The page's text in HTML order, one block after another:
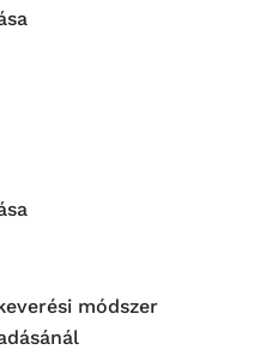
módszer